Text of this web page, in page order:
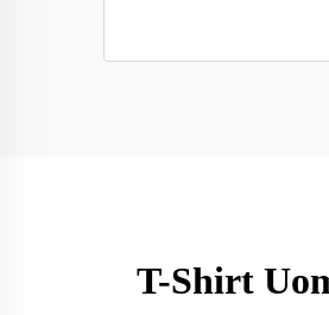
T-Shirt